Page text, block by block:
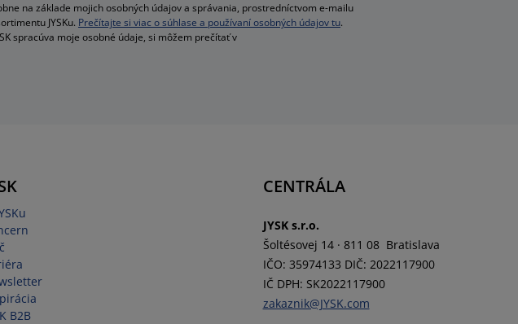
na základe mojich osobných údajov a správania, prostredníctvom e-mailu
JYSKu. Prečítajte si viac o súhlase a používaní osobných údajov tu.
spracúva moje osobné údaje, si môžem prečítať v
B2B
CENTRÁLA
JYSK s.r.o.
Šoltésovej 14 · 811 08 Bratislava
IČO: 35974133 DIČ: 2022117900
IČ DPH: SK2022117900
zakaznik@JYSK.com